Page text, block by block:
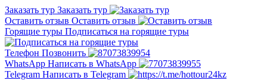
Заказать тур Заказать тур
Оставить отзыв Оставить отзыв
Горящие туры Подписаться на горящие туры
Телефон Позвонить
WhatsApp Написать в WhatsApp
Telegram Написать в Telegram